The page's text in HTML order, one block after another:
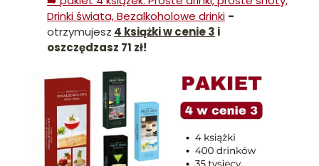
Drinki świata, Bezalkoholowe drinki -
otrzymujesz 4 książki w cenie 3 i
oszczędzasz 71 zł!